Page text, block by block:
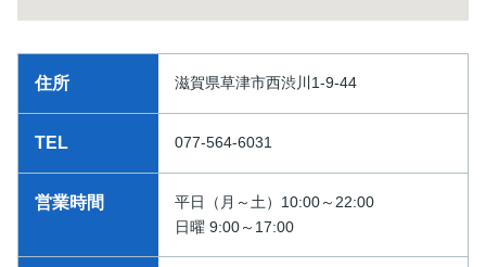
住所 滋賀県草津市西渋川1-9-44
TEL 077-564-6031
営業時間
平日（月～土）10:00～22:00
日曜 9:00～17:00